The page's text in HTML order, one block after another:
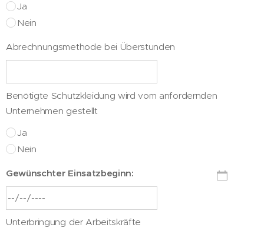
Ja
Nein
Abrechnungsmethode bei Überstunden
Benötigte Schutzkleidung wird vom anfordernden
Unternehmen gestellt
Ja
Nein
Gewünschter Einsatzbeginn:
Unterbringung der Arbeitskräfte